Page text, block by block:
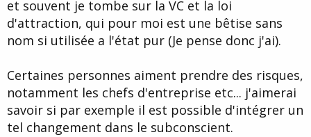
et souvent je tombe sur la VC et la loi
d'attraction, qui pour moi est une bêtise sans
nom si utilisée a l'état pur (Je pense donc j'ai).
Certaines personnes aiment prendre des risques,
notamment les chefs d'entreprise etc... j'aimerai
savoir si par exemple il est possible d'intégrer un
tel changement dans le subconscient.